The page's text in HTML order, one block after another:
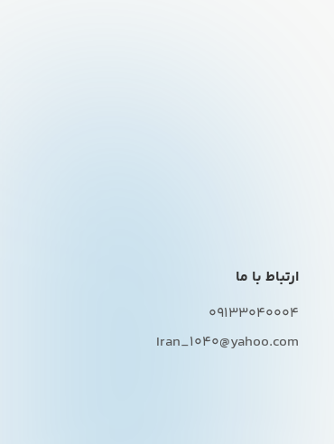
ارتباط با ما
09133040004
Iran_1040@yahoo.com